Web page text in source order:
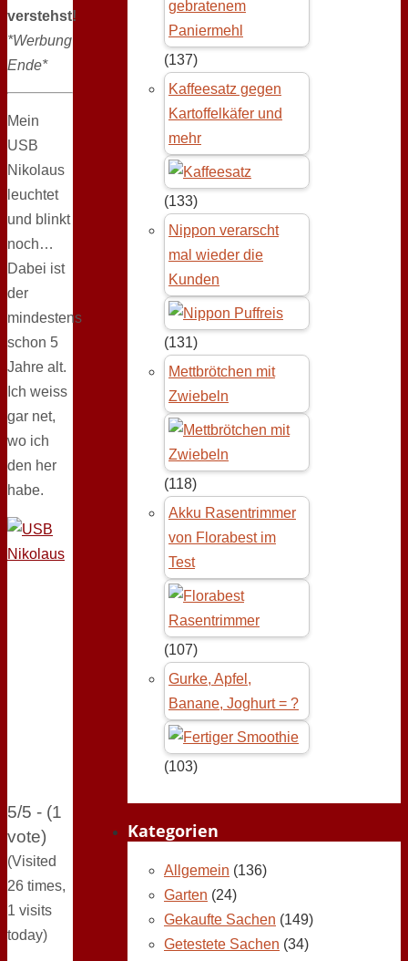
verstehst!
*Werbung
Ende*
Mein
USB
Nikolaus
leuchtet
und blinkt
noch…
Dabei ist
der
mindestens
schon 5
Jahre alt.
Ich weiss
gar net,
wo ich
den her
habe.
5/5 - (1
vote)
(Visited
26 times,
1 visits
today)
(137)
Kaffeesatz gegen
Kartoffelkäfer und
mehr
(133)
Nippon verarscht
mal wieder die
Kunden
(131)
Mettbrötchen mit
Zwiebeln
(118)
Akku Rasentrimmer
von Florabest im
Test
(107)
Gurke, Apfel,
Banane, Joghurt = ?
(103)
Kategorien
Allgemein (136)
Garten (24)
Gekaufte Sachen (149)
Getestete Sachen (34)